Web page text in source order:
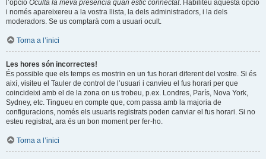
l’opció Oculta la meva presència quan estic connectat. Habiliteu aquesta opció
i només apareixereu a la vostra llista, la dels administradors, i la dels
moderadors. Se us comptarà com a usuari ocult.
Torna a l’inici
Les hores són incorrectes!
És possible que els temps es mostrin en un fus horari diferent del vostre. Si és
així, visiteu el Tauler de control de l’usuari i canvieu el fus horari per que
coincideixi amb el de la zona on us trobeu, p.ex. Londres, París, Nova York,
Sydney, etc. Tingueu en compte que, com passa amb la majoria de
configuracions, només els usuaris registrats poden canviar el fus horari. Si no
esteu registrat, ara és un bon moment per fer-ho.
Torna a l’inici